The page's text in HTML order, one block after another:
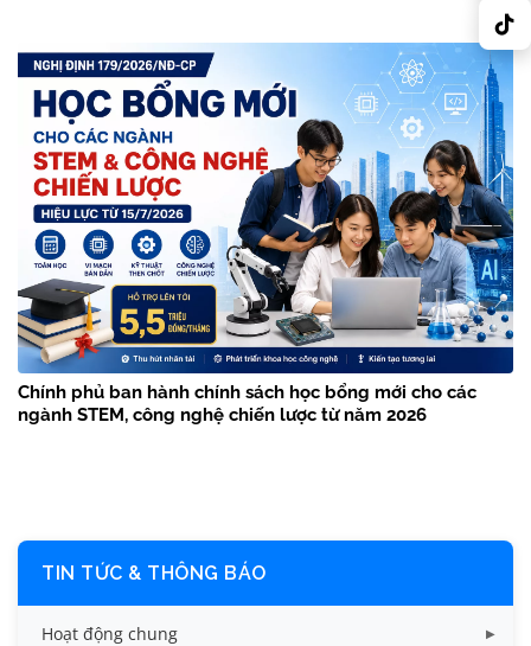
Chính phủ ban hành chính sách học bổng mới cho các
ngành STEM, công nghệ chiến lược từ năm 2026
TIN TỨC & THÔNG BÁO
Hoạt động chung